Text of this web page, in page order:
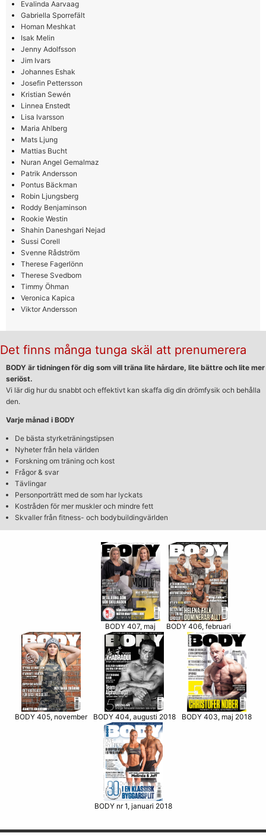
Evalinda Aarvaag
Gabriella Sporrefält
Homan Meshkat
Isak Melin
Jenny Adolfsson
Jim Ivars
Johannes Eshak
Josefin Pettersson
Kristian Sewén
Linnea Enstedt
Lisa Ivarsson
Maria Ahlberg
Mats Ljung
Mattias Bucht
Nuran Angel Gemalmaz
Patrik Andersson
Pontus Bäckman
Robin Ljungsberg
Roddy Benjaminson
Rookie Westin
Shahin Daneshgari Nejad
Sussi Corell
Svenne Rådström
Therese Fagerlönn
Therese Svedbom
Timmy Öhman
Veronica Kapica
Viktor Andersson
Det finns många tunga skäl att prenumerera
BODY är tidningen för dig som vill träna lite hårdare, lite bättre och lite mer
seriöst.
Vi lär dig hur du snabbt och effektivt kan skaffa dig din drömfysik och behålla
den.
Varje månad i BODY
De bästa styrketräningstipsen
Nyheter från hela världen
Forskning om träning och kost
Frågor & svar
Tävlingar
Personporträtt med de som har lyckats
Kostråden för mer muskler och mindre fett
Skvaller från fitness- och bodybuildingvärlden
BODY 407, maj BODY 406, februari
BODY 405, november BODY 404, augusti 2018 BODY 403, maj 2018
BODY nr 1, januari 2018